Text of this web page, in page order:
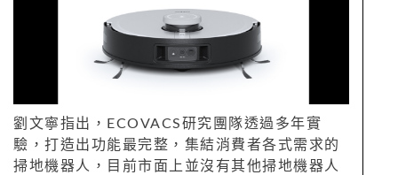
劉文寧指出，ECOVACS研究團隊透過多年實
驗，打造出功能最完整，集結消費者各式需求的
掃地機器人，目前市面上並沒有其他掃地機器人